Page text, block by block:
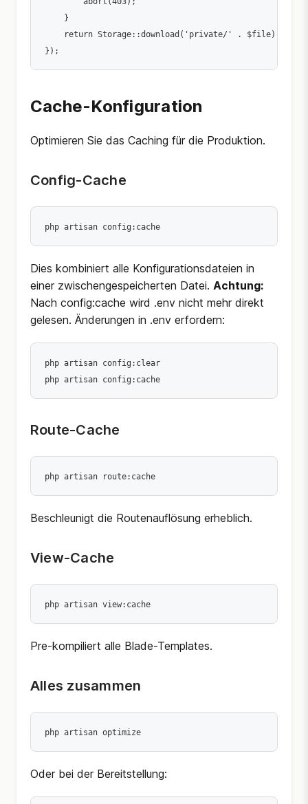
    }
    return Storage::download('private/' . $file);
Cache-Konfiguration
Optimieren Sie das Caching für die Produktion.
Config-Cache
Dies kombiniert alle Konfigurationsdateien in
einer zwischengespeicherten Datei. Achtung:
Nach config:cache wird .env nicht mehr direkt
gelesen. Änderungen in .env erfordern:
php artisan config:clear
Route-Cache
Beschleunigt die Routenauflösung erheblich.
View-Cache
Pre-kompiliert alle Blade-Templates.
Alles zusammen
Oder bei der Bereitstellung: